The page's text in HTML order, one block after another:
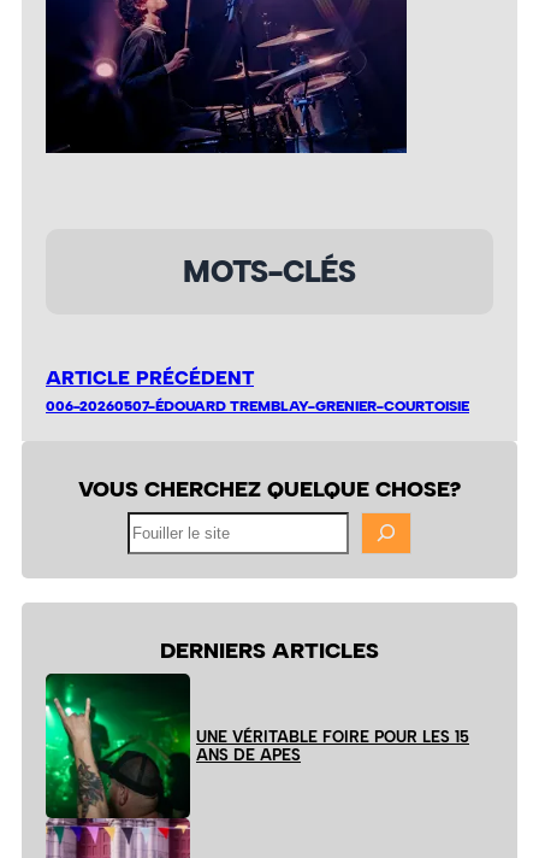
MOTS-CLÉS
ARTICLE PRÉCÉDENT
006-20260507-ÉDOUARD TREMBLAY-GRENIER-COURTOISIE
VOUS CHERCHEZ QUELQUE CHOSE?
DERNIERS ARTICLES
UNE VÉRITABLE FOIRE POUR LES 15
ANS DE APES